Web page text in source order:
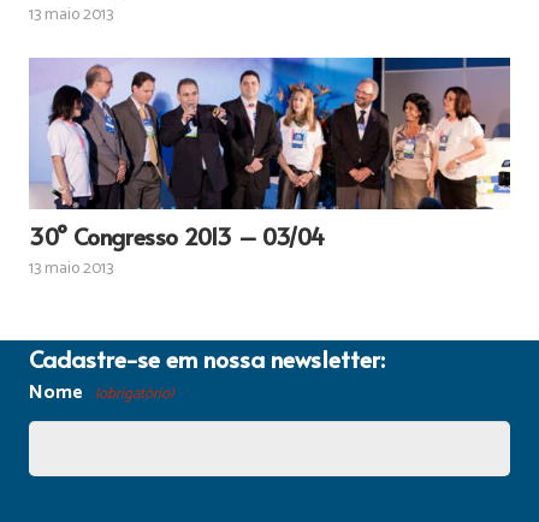
13 maio 2013
30° Congresso 2013 – 03/04
13 maio 2013
Cadastre-se em nossa newsletter:
Nome (obrigatório)